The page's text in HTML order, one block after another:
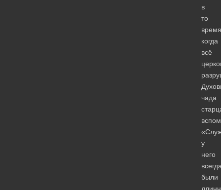
в
то
когда
всё
чада
у
него
были